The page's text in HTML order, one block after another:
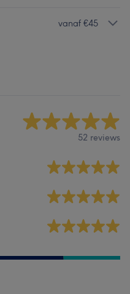
vanaf €45
52 reviews